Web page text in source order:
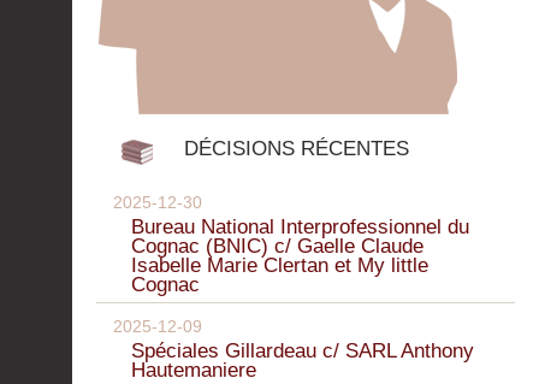
DÉCISIONS RÉCENTES
2025-12-30
Bureau National Interprofessionnel du
Cognac (BNIC) c/ Gaelle Claude
Isabelle Marie Clertan et My little
Cognac
2025-12-09
Spéciales Gillardeau c/ SARL Anthony
Hautemaniere